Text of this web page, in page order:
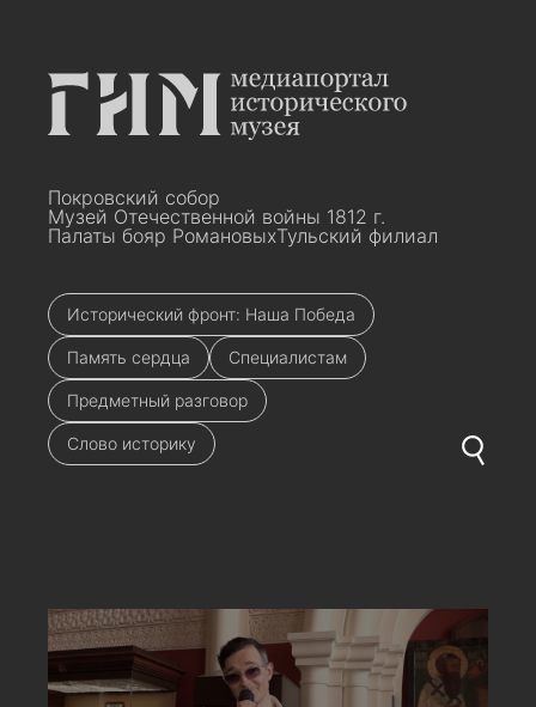
Покровский собор
Музей Отечественной войны 1812 г.
Палаты бояр РомановыхТульский филиал
Исторический фронт: Наша Победа
Память сердца Специалистам
Предметный разговор
Слово историку